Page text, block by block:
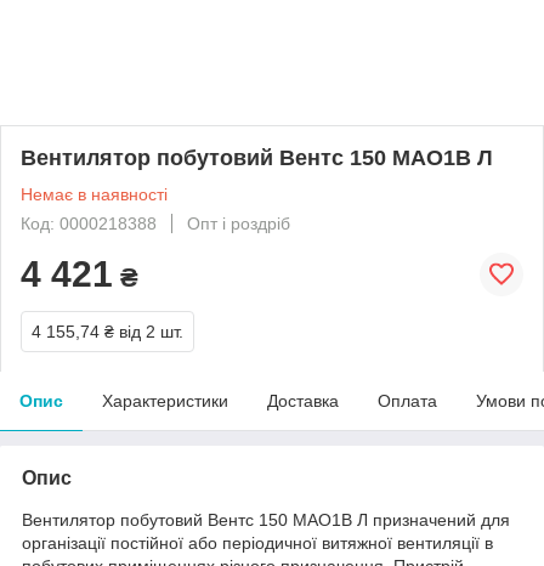
Вентилятор побутовий Вентс 150 МАО1В Л
Немає в наявності
Код: 0000218388
Опт і роздріб
4 421 ₴
4 155,74 ₴ від 2 шт.
Опис Характеристики Доставка Оплата Умови
Опис
Вентилятор побутовий Вентс 150 МАО1В Л призначений для
організації постійної або періодичної витяжної вентиляції в